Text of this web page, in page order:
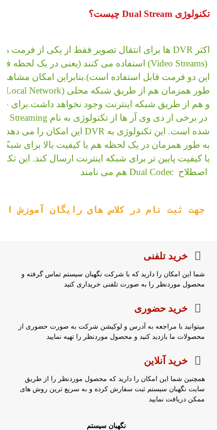
تکنولوژی Dual Stream چیست؟
اکثر DVR ها برای انتقال تصویر فقط از یکی از فرمت های انتقال تصویر
(Video Streams) استفاده می کنند (یعنی در یک لحظه فقط یکی از
این دو فرمت قابل استفاده است).بنابراین امکان
طور همزمان هم از طریق شبکه محلی (Local Network) با کیفیت بالا
و هم از طریق شبکه اینترنت وجود نخواهد داشت.برای
در برخی از دی وی آر ها از تکنولوژی به نام Dual Streaming استفاده
شده است. این تکنولوژی به DVR این امکان را می دهد که تصاویر را
به طور همزمان در یک لحظه هم با کیفیت بالا برای
با کیفیت پایین تر برای شبکه اینترنت ارسال کند. این
اصطلاح  Dual Codec هم می نامند
جهت ثبت نام در کلاس های رایگان آموزش
خرید تلفنی
شما این امکان را دارید که با شرکت نگهبان سیستم تماس گرفته و
محصول موردنظر را به صورت تلفنی خریداری کنید
خرید حضوری
میتوانید با مراجعه به آدرس و لوکیشن شرکت به صورت حضوری از
محصولات ما بازدید کنید و محصول موردنظر را تهیه نمایید
خرید آنلاین
همچنین شما این امکان را دارید که محصول موردنظر را از طریق
سایت نگهبان سیستم ثبت سفارش کرده و به سریع ترین روش های
ممکن دریافت نمایید
نگهبان سیستم